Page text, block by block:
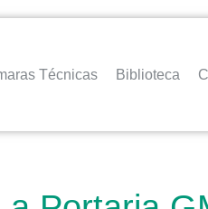
Técnicas Biblioteca